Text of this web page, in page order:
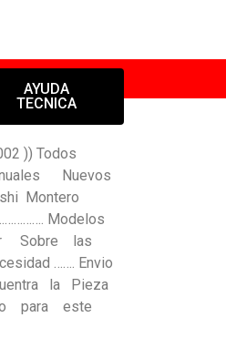
AYUDA
TECNICA
)) Todos
Nuevos
Montero
Modelos
Sobre las
……. Envio
la Pieza
para este